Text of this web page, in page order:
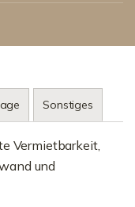
Sonstiges
Vermietbarkeit,
und